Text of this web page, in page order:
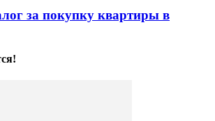
за покупку квартиры в